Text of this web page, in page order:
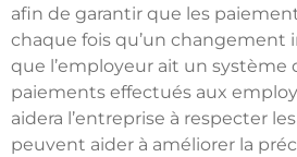
afin de garantir que les
chaque fois qu’un changement
que l’employeur ait un
paiements effectués aux
aidera l’entreprise à respecter
peuvent aider à améliorer la